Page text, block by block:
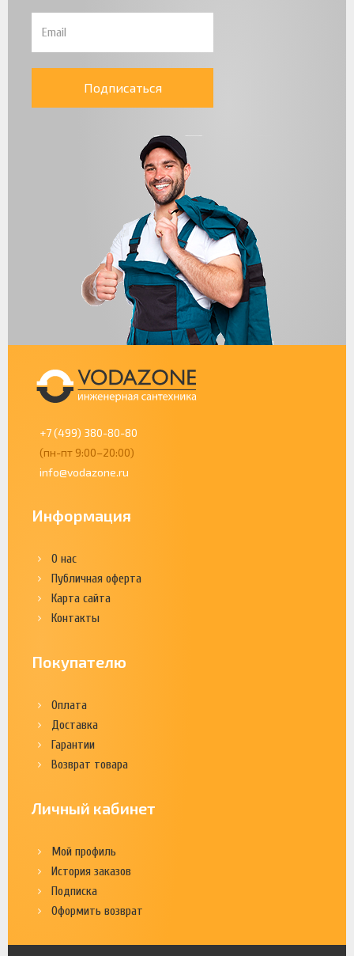
Подписаться
+7 (499) 380-80-80
(пн-пт 9:00–20:00)
info@vodazone.ru
Информация
О нас
Публичная оферта
Карта сайта
Контакты
Покупателю
Оплата
Доставка
Гарантии
Возврат товара
Личный кабинет
Мой профиль
История заказов
Подписка
Оформить возврат